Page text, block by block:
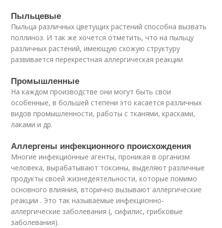
Пыльцевые
Пыльца различных цветущих растений способна вызвать
поллиноз. И так же хочется отметить, что на пыльцу
различных растений, имеющую схожую структуру
развивается перекрестная аллергическая реакции
Промышленные
На каждом производстве они могут быть свои
особенные, в большей степени это касается различных
видов промышленности, работы с тканями, красками,
лаками и др.
Аллергены инфекционного происхождения
Многие инфекционные агенты, проникая в организм
человека, вырабатывают токсины, выделяют различные
продукты своей жизнедеятельности, которые помимо
основного влияния, вторично вызывают аллергические
реакции . Это так называемые инфекционно-
аллергические заболевания (, сифилис, грибковые
заболевания).